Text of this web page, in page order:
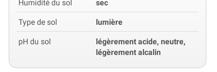
Humidité du sol sec
Type de sol lumière
pH du sol
légèrement acide, neutre,
légèrement alcalin